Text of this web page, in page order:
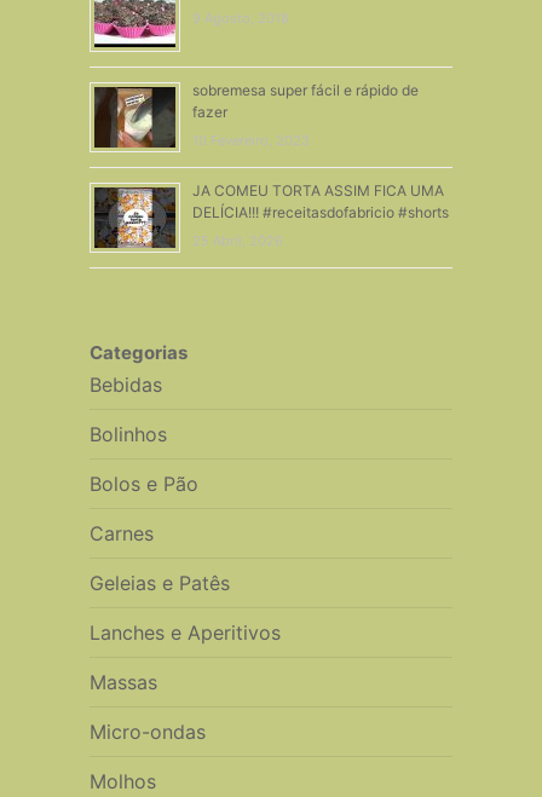
9 Agosto, 2018
sobremesa super fácil e rápido de
fazer
10 Fevereiro, 2023
JA COMEU TORTA ASSIM FICA UMA
DELÍCIA!!! #receitasdofabricio #shorts
25 Abril, 2026
Categorias
Bebidas
Bolinhos
Bolos e Pão
Carnes
Geleias e Patês
Lanches e Aperitivos
Massas
Micro-ondas
Molhos